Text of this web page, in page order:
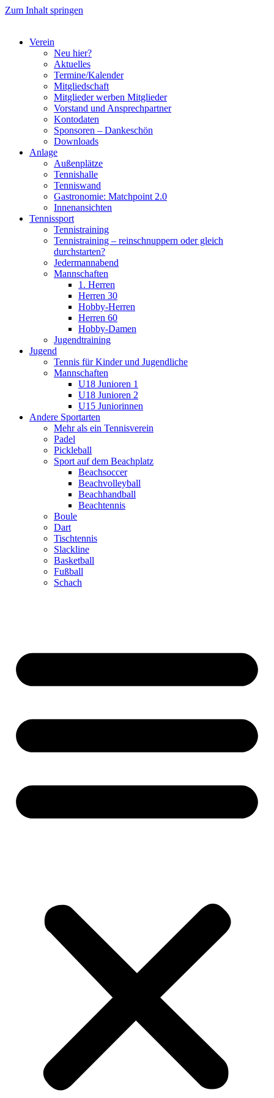
Zum Inhalt springen
Verein
Neu hier?
Aktuelles
Termine/Kalender
Mitgliedschaft
Mitglieder werben Mitglieder
Vorstand und Ansprechpartner
Kontodaten
Sponsoren – Dankeschön
Downloads
Anlage
Außenplätze
Tennishalle
Tenniswand
Gastronomie: Matchpoint 2.0
Innenansichten
Tennissport
Tennistraining
Tennistraining – reinschnuppern oder gleich
durchstarten?
Jedermannabend
Mannschaften
1. Herren
Herren 30
Hobby-Herren
Herren 60
Hobby-Damen
Jugendtraining
Jugend
Tennis für Kinder und Jugendliche
Mannschaften
U18 Junioren 1
U18 Junioren 2
U15 Juniorinnen
Andere Sportarten
Mehr als ein Tennisverein
Padel
Pickleball
Sport auf dem Beachplatz
Beachsoccer
Beachvolleyball
Beachhandball
Beachtennis
Boule
Dart
Tischtennis
Slackline
Basketball
Fußball
Schach